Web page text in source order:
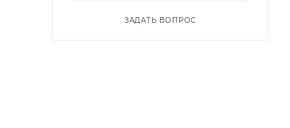
ЗАДАТЬ ВОПРОС